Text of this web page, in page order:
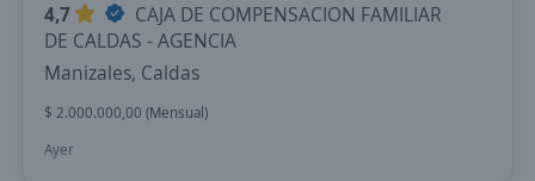
4,7
CAJA DE COMPENSACION FAMILIAR
DE CALDAS - AGENCIA
Manizales, Caldas
$ 2.000.000,00 (Mensual)
Ayer